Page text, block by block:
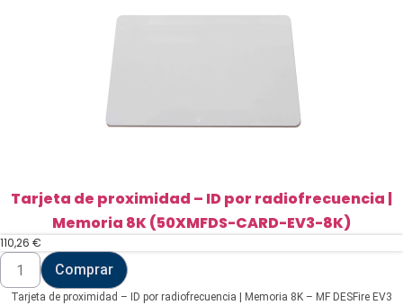
Tarjeta de proximidad – ID por radiofrecuencia |
Memoria 8K (50XMFDS-CARD-EV3-8K)
110,26 €
Tarjeta
proximidad
Comprar
Tarjeta de proximidad – ID por radiofrecuencia | Memoria 8K – MF DESFire EV3